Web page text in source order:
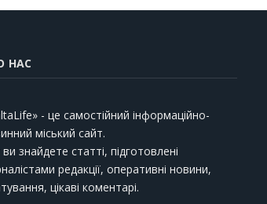
НАС
- це самостійний інформаційно-
міський сайт.
знайдете статті, підготовлені
редакції, оперативні новини,
цікаві коментарі.